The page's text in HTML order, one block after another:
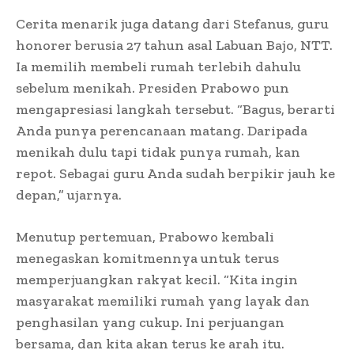
Cerita menarik juga datang dari Stefanus, guru
honorer berusia 27 tahun asal Labuan Bajo, NTT.
Ia memilih membeli rumah terlebih dahulu
sebelum menikah. Presiden Prabowo pun
mengapresiasi langkah tersebut. “Bagus, berarti
Anda punya perencanaan matang. Daripada
menikah dulu tapi tidak punya rumah, kan
repot. Sebagai guru Anda sudah berpikir jauh ke
depan,” ujarnya.
Menutup pertemuan, Prabowo kembali
menegaskan komitmennya untuk terus
memperjuangkan rakyat kecil. “Kita ingin
masyarakat memiliki rumah yang layak dan
penghasilan yang cukup. Ini perjuangan
bersama, dan kita akan terus ke arah itu.